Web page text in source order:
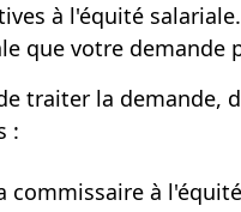
à l'équité
que votre demande
traiter la demande,
:
commissaire à